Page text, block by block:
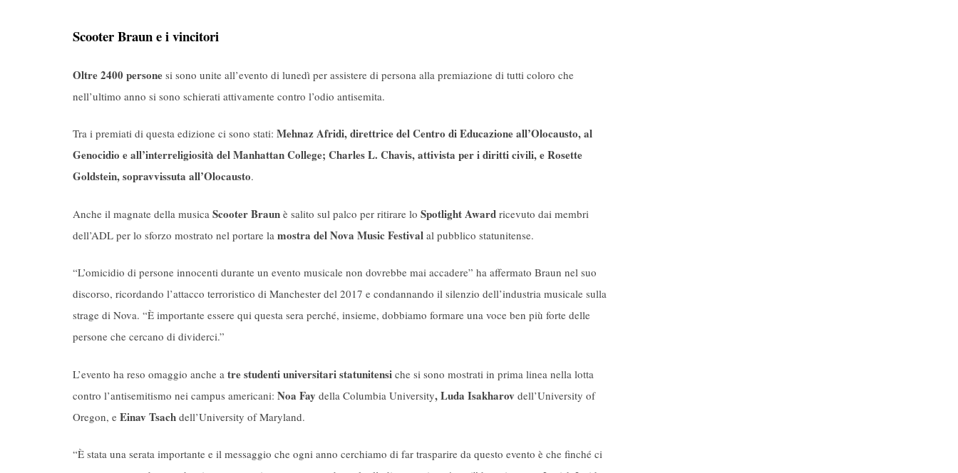
Scooter Braun e i vincitori
Oltre 2400 persone si sono unite all’evento di lunedì per assistere di persona alla premiazione di tutti coloro che
nell’ultimo anno si sono schierati attivamente contro l’odio antisemita.
Tra i premiati di questa edizione ci sono stati: Mehnaz Afridi, direttrice del Centro di Educazione all’Olocausto, al
Genocidio e all’interreligiosità del Manhattan College; Charles L. Chavis, attivista per i diritti civili, e Rosette
Goldstein, sopravvissuta all’Olocausto.
Anche il magnate della musica Scooter Braun è salito sul palco per ritirare lo Spotlight Award ricevuto dai membri
dell’ADL per lo sforzo mostrato nel portare la mostra del Nova Music Festival al pubblico statunitense.
“L’omicidio di persone innocenti durante un evento musicale non dovrebbe mai accadere” ha affermato Braun nel suo
discorso, ricordando l’attacco terroristico di Manchester del 2017 e condannando il silenzio dell’industria musicale sulla
strage di Nova. “È importante essere qui questa sera perché, insieme, dobbiamo formare una voce ben più forte delle
persone che cercano di dividerci.”
L’evento ha reso omaggio anche a tre studenti universitari statunitensi che si sono mostrati in prima linea nella lotta
contro l’antisemitismo nei campus americani: Noa Fay della Columbia University, Luda Isakharov dell’University of
Oregon, e Einav Tsach dell’University of Maryland.
“È stata una serata importante e il messaggio che ogni anno cerchiamo di far trasparire da questo evento è che finché ci